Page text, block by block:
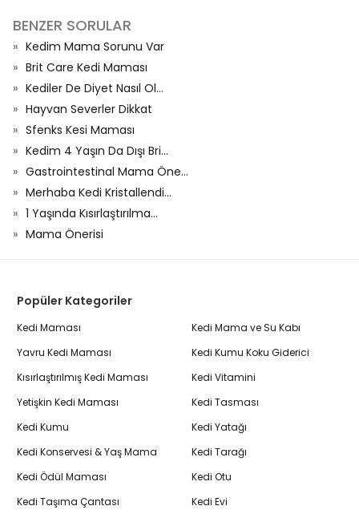
BENZER SORULAR
Kedim Mama Sorunu Var
Brit Care Kedi Maması
Kediler De Diyet Nasıl Ol...
Hayvan Severler Dikkat
Sfenks Kesi Maması
Kedim 4 Yaşın Da Dışı Bri...
Gastrointestinal Mama Öne...
Merhaba Kedi Kristallendi...
1 Yaşında Kısırlaştırılma...
Mama Önerisi
Popüler Kategoriler
Kedi Maması
Yavru Kedi Maması
Kısırlaştırılmış Kedi Maması
Yetişkin Kedi Maması
Kedi Kumu
Kedi Konservesi & Yaş Mama
Kedi Ödül Maması
Kedi Taşıma Çantası
Kedi Mama ve Su Kabı
Kedi Kumu Koku Giderici
Kedi Vitamini
Kedi Tasması
Kedi Yatağı
Kedi Tarağı
Kedi Otu
Kedi Evi